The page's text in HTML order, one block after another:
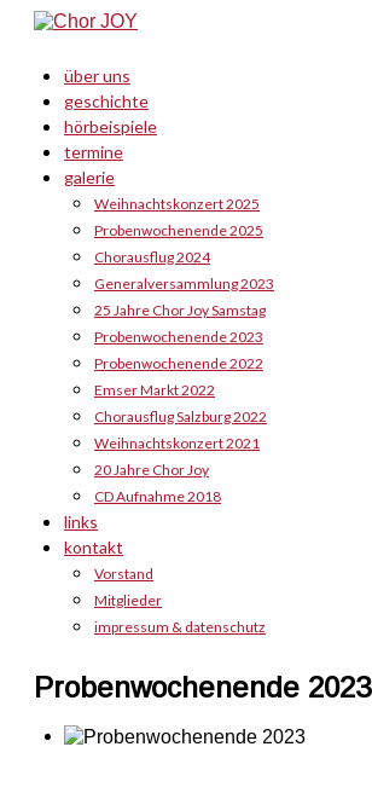
über uns
geschichte
hörbeispiele
termine
galerie
Weihnachtskonzert 2025
Probenwochenende 2025
Chorausflug 2024
Generalversammlung 2023
25 Jahre Chor Joy Samstag
Probenwochenende 2023
Probenwochenende 2022
Emser Markt 2022
Chorausflug Salzburg 2022
Weihnachtskonzert 2021
20 Jahre Chor Joy
CD Aufnahme 2018
links
kontakt
Vorstand
Mitglieder
impressum & datenschutz
Probenwochenende 2023